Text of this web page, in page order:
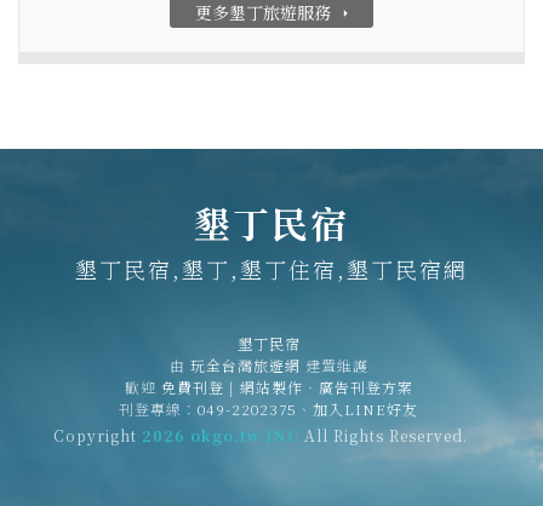
更多墾丁旅遊服務 arrow_right
墾丁民宿
墾丁民宿,墾丁,墾丁住宿,墾丁民宿網
墾丁民宿
由 玩全台灣旅遊網 建置維護
歡迎 免費刊登 | 網站製作‧廣告刊登方案
刊登專線： 049-2202375 、 加入LINE好友
Copyright 2026 okgo.tw INC All Rights Reserved.